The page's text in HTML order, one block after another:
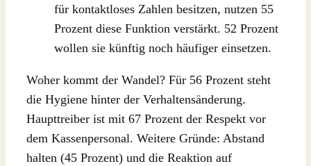
für kontaktloses Zahlen besitzen, nutzen 55
Prozent diese Funktion verstärkt. 52 Prozent
wollen sie künftig noch häufiger einsetzen.
Woher kommt der Wandel? Für 56 Prozent steht
die Hygiene hinter der Verhaltensänderung.
Haupttreiber ist mit 67 Prozent der Respekt vor
dem Kassenpersonal. Weitere Gründe: Abstand
halten (45 Prozent) und die Reaktion auf